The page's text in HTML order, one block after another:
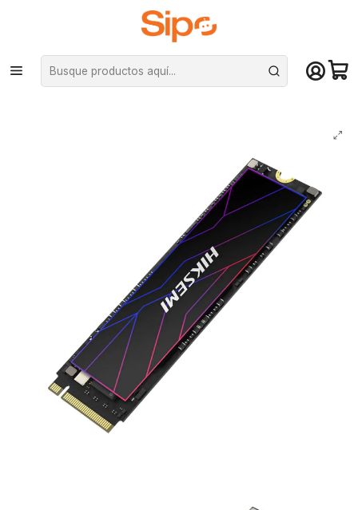
¡Compra hasta mediodía y recibe hoy! De lunes a sábado en el gran
Santiago. Envío gratis desde $29.990
Inicio Componentes PC Unidad de Estado Sólido (SSD)
M.2 PCIe NVMe
Unidad SSD Hiksemi Future Lite 2TB, 7100MB/s M.2 2280 PciE-4